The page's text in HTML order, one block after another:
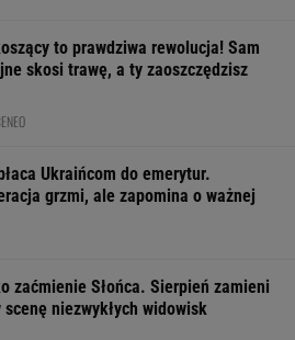
to prawdziwa rewolucja! Sam
skosi trawę, a ty zaoszczędzisz
Ukraińcom do emerytur.
grzmi, ale zapomina o ważnej
zaćmienie Słońca. Sierpień zamieni
scenę niezwykłych widowisk